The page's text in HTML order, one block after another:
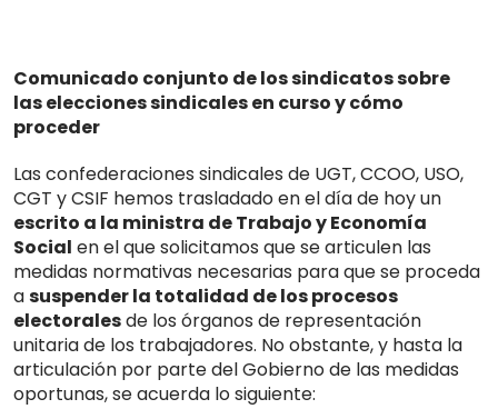
Comunicado conjunto de los sindicatos sobre
las elecciones sindicales en curso y cómo
proceder
Las confederaciones sindicales de UGT, CCOO, USO,
CGT y CSIF hemos trasladado en el día de hoy un
escrito a la ministra de Trabajo y Economía
Social en el que solicitamos que se articulen las
medidas normativas necesarias para que se proceda
asuspender la totalidad de los procesos
electoralesde los órganos de representación
unitaria de los trabajadores. No obstante, y hasta la
articulación por parte del Gobierno de las medidas
oportunas, se acuerda lo siguiente: